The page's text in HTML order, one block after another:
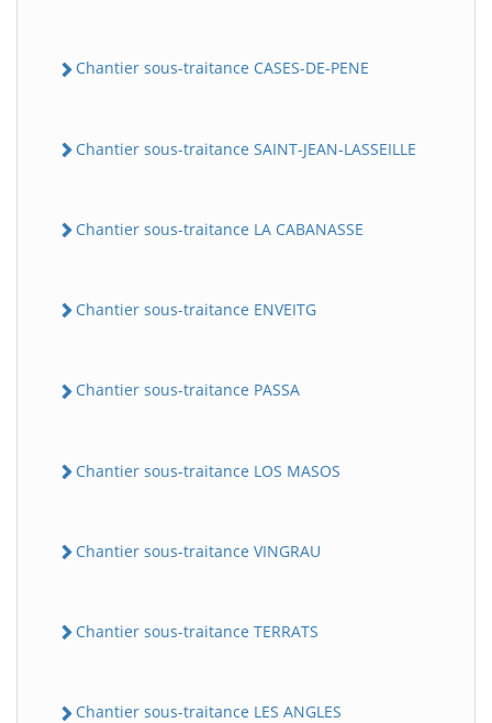
Chantier sous-traitance CASES-DE-PENE
Chantier sous-traitance SAINT-JEAN-LASSEILLE
Chantier sous-traitance LA CABANASSE
Chantier sous-traitance ENVEITG
Chantier sous-traitance PASSA
Chantier sous-traitance LOS MASOS
Chantier sous-traitance VINGRAU
Chantier sous-traitance TERRATS
Chantier sous-traitance LES ANGLES